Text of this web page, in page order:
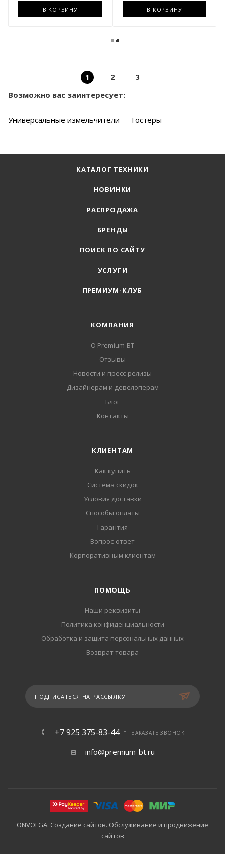
В КОРЗИНУ В КОРЗИНУ
1 2 3
Возможно вас заинтересует:
Универсальные измельчители Тостеры
КАТАЛОГ ТЕХНИКИ
НОВИНКИ
РАСПРОДАЖА
БРЕНДЫ
ПОИСК ПО САЙТУ
УСЛУГИ
ПРЕМИУМ-КЛУБ
КОМПАНИЯ
О Premium-BT
Отзывы
Новости и пресс-релизы
Дизайнерам и девелоперам
Блог
Контакты
КЛИЕНТАМ
Как купить
Система скидок
Условия доставки
Способы оплаты
Гарантия
Вопрос-ответ
Корпоративным клиентам
ПОМОЩЬ
Наши реквизиты
Политика конфиденциальности
Обработка и защита персональных данных
Возврат товара
ПОДПИСАТЬСЯ НА РАССЫЛКУ
+7 925 375-83-44 ЗАКАЗАТЬ ЗВОНОК
info@premium-bt.ru
ONVOLGA: Создание сайтов. Обслуживание и продвижение
сайтов